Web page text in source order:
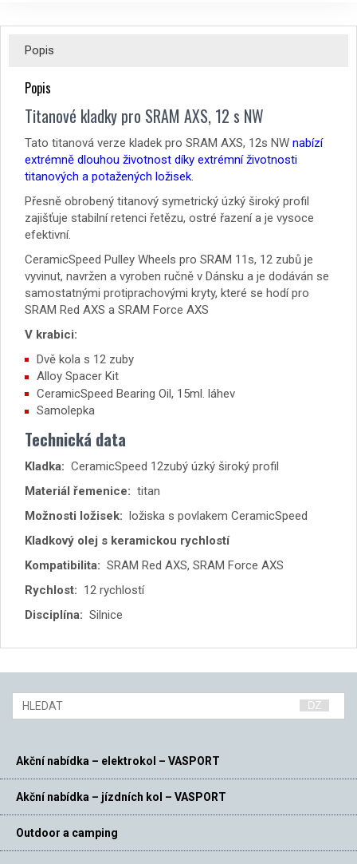
Popis
Popis
Titanové kladky pro SRAM AXS, 12 s NW
Tato titanová verze kladek pro SRAM AXS, 12s NW nabízí
extrémně dlouhou životnost díky extrémní životnosti
titanových a potažených ložisek.
Přesně obrobený titanový symetrický úzký široký profil
zajišťuje stabilní retenci řetězu, ostré řazení a je vysoce
efektivní.
CeramicSpeed ​​Pulley Wheels pro SRAM 11s, 12 zubů je
vyvinut, navržen a vyroben ručně v Dánsku a je dodáván se
samostatnými protiprachovými kryty, které se hodí pro
SRAM Red AXS a SRAM Force AXS
V krabici:
Dvě kola s 12 zuby
Alloy Spacer Kit
CeramicSpeed ​​Bearing Oil, 15ml. láhev
Samolepka
Technická data
Kladka: CeramicSpeed ​​12zubý úzký široký profil
Materiál řemenice: titan
Možnosti ložisek: ložiska s povlakem CeramicSpeed
Kladkový olej s keramickou rychlostí
Kompatibilita: SRAM Red AXS, SRAM Force AXS
Rychlost: 12 rychlostí
Disciplína: Silnice
Akční nabídka – elektrokol – VASPORT
Akční nabídka – jízdních kol – VASPORT
Outdoor a camping